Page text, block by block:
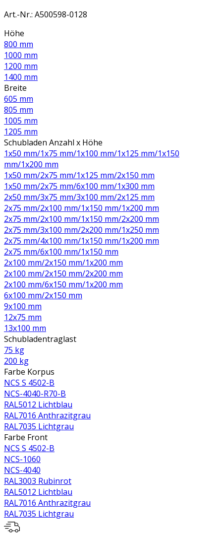
Art.-Nr.: A500598-0128
Höhe
800 mm
1000 mm
1200 mm
1400 mm
Breite
605 mm
805 mm
1005 mm
1205 mm
Schubladen Anzahl x Höhe
1x50 mm/1x75 mm/1x100 mm/1x125 mm/1x150
mm/1x200 mm
1x50 mm/2x75 mm/1x125 mm/2x150 mm
1x50 mm/2x75 mm/6x100 mm/1x300 mm
2x50 mm/3x75 mm/3x100 mm/2x125 mm
2x75 mm/2x100 mm/1x150 mm/1x200 mm
2x75 mm/2x100 mm/1x150 mm/2x200 mm
2x75 mm/3x100 mm/2x200 mm/1x250 mm
2x75 mm/4x100 mm/1x150 mm/1x200 mm
2x75 mm/6x100 mm/1x150 mm
2x100 mm/2x150 mm/1x200 mm
2x100 mm/2x150 mm/2x200 mm
2x100 mm/6x150 mm/1x200 mm
6x100 mm/2x150 mm
9x100 mm
12x75 mm
13x100 mm
Schubladentraglast
75 kg
200 kg
Farbe Korpus
NCS S 4502-B
NCS-4040-R70-B
RAL5012 Lichtblau
RAL7016 Anthrazitgrau
RAL7035 Lichtgrau
Farbe Front
NCS S 4502-B
NCS-1060
NCS-4040
RAL3003 Rubinrot
RAL5012 Lichtblau
RAL7016 Anthrazitgrau
RAL7035 Lichtgrau